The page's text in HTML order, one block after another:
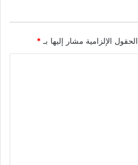
الحقول الإلزامية مشار إليها بـ *